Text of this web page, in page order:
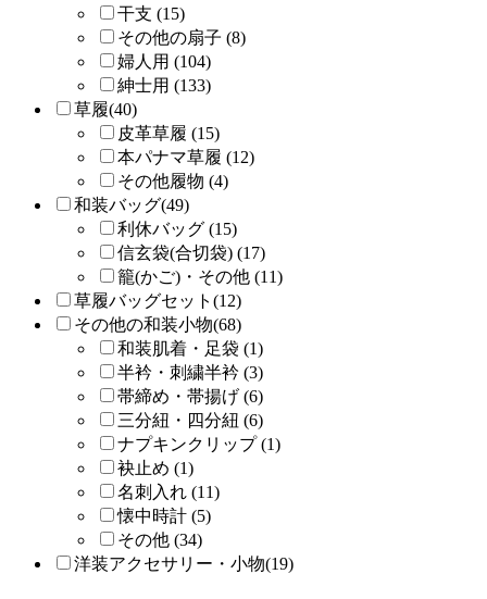
干支 (15)
その他の扇子 (8)
婦人用 (104)
紳士用 (133)
草履(40)
皮革草履 (15)
本パナマ草履 (12)
その他履物 (4)
和装バッグ(49)
利休バッグ (15)
信玄袋(合切袋) (17)
籠(かご)・その他 (11)
草履バッグセット(12)
その他の和装小物(68)
和装肌着・足袋 (1)
半衿・刺繍半衿 (3)
帯締め・帯揚げ (6)
三分紐・四分紐 (6)
ナプキンクリップ (1)
袂止め (1)
名刺入れ (11)
懐中時計 (5)
その他 (34)
洋装アクセサリー・小物(19)